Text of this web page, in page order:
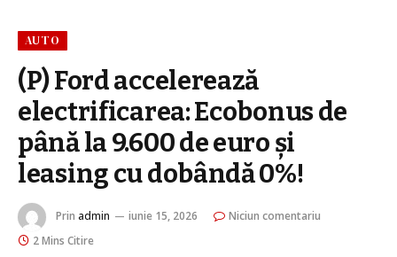
AUTO
(P) Ford accelerează
electrificarea: Ecobonus de
până la 9.600 de euro și
leasing cu dobândă 0%!
Prin admin iunie 15, 2026
Niciun comentariu
2 Mins Citire